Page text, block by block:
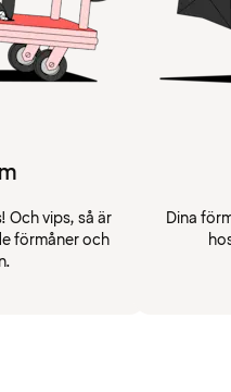
Och vips, så är
förmåner och
Dina